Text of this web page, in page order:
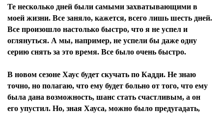
Те несколько дней были самыми захватывающими в
моей жизни. Все заняло, кажется, всего лишь шесть дней.
Все произошло настолько быстро, что я не успел и
оглянуться. А мы, например, не успели бы даже одну
серию снять за это время. Все было очень быстро.
В новом сезоне Хаус будет скучать по Кадди. Не знаю
точно, но полагаю, что ему будет больно от того, что ему
была дана возможность, шанс стать счастливым, а он
его упустил. Но, зная Хауса, можно было предугадать,